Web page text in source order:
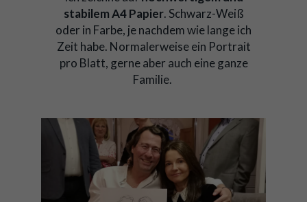
stabilem A4 Papier. Schwarz-Weiß
oder in Farbe, je nachdem wie lange ich
Zeit habe. Normalerweise ein Portrait
pro Blatt, gerne aber auch eine ganze
Familie.